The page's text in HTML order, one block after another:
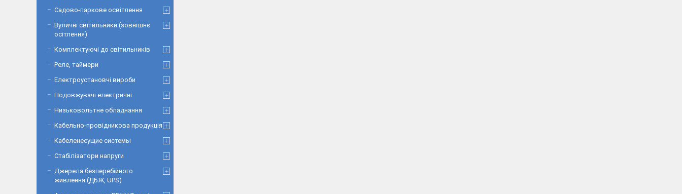
Садово-паркове освітлення
Вуличні світильники (зовнішнє
осітлення)
Комплектуючі до світильників
Реле, таймери
Електроустановчі вироби
Подовжувачі електричні
Низьковольтне обладнання
Кабельно-провідникова продукція
Кабеленесущие системы
Стабілізатори напруги
Джерела безперебійного
живлення (ДБЖ, UPS)